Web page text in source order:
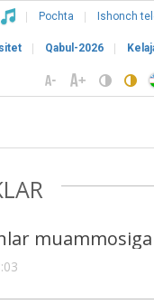
Pochta Ishonch
Qabul-2026